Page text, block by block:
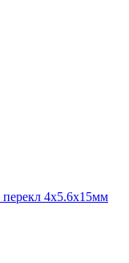
4х5.6х15мм